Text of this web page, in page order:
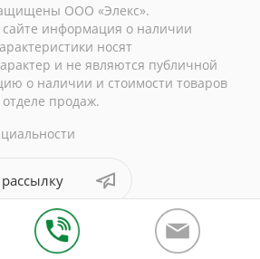
ООО «Элекс».
информация о наличии
носят
и не являются публичной
о наличии и стоимости товаров
отделе продаж.